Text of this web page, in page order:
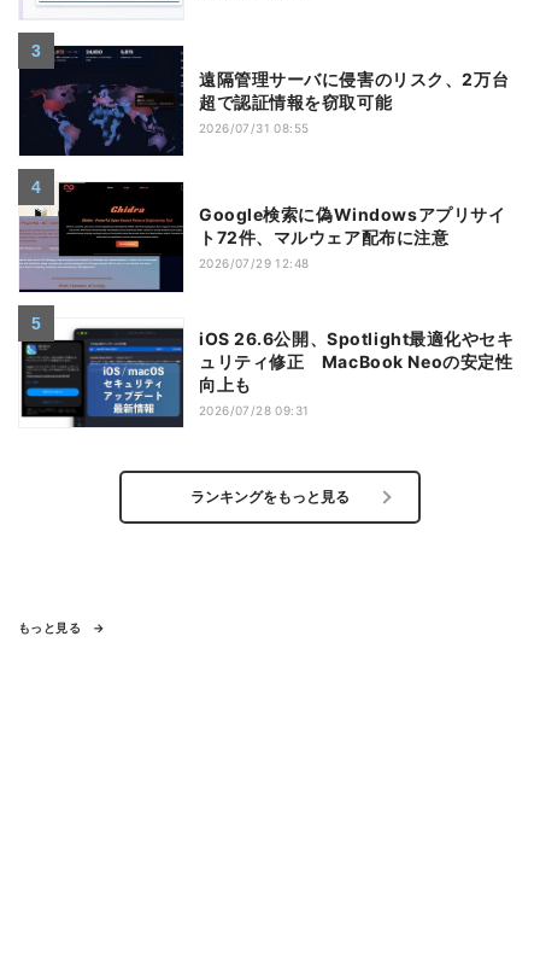
遠隔管理サーバに侵害のリスク、2万台
超で認証情報を窃取可能
2026/07/31 08:55
Google検索に偽Windowsアプリサイ
ト72件、マルウェア配布に注意
2026/07/29 12:48
iOS 26.6公開、Spotlight最適化やセキ
ュリティ修正 MacBook Neoの安定性
向上も
2026/07/28 09:31
ランキングをもっと見る
もっと見る